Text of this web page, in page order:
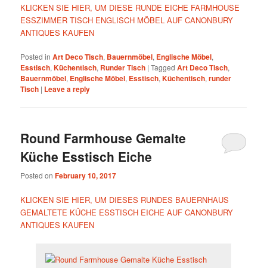
KLICKEN SIE HIER, UM DIESE RUNDE EICHE FARMHOUSE
ESSZIMMER TISCH ENGLISCH MÖBEL AUF CANONBURY
ANTIQUES KAUFEN
Posted in Art Deco Tisch, Bauernmöbel, Englische Möbel,
Esstisch,Küchentisch, Runder Tisch |Tagged Art Deco Tisch,
Bauernmöbel, Englische Möbel, Esstisch,Küchentisch,runder
Tisch | Leave a reply
Round Farmhouse Gemalte
Küche Esstisch Eiche
Posted onFebruary 10, 2017
KLICKEN SIE HIER, UM DIESES RUNDES BAUERNHAUS
GEMALTETE KÜCHE ESSTISCH EICHE AUF CANONBURY
ANTIQUES KAUFEN